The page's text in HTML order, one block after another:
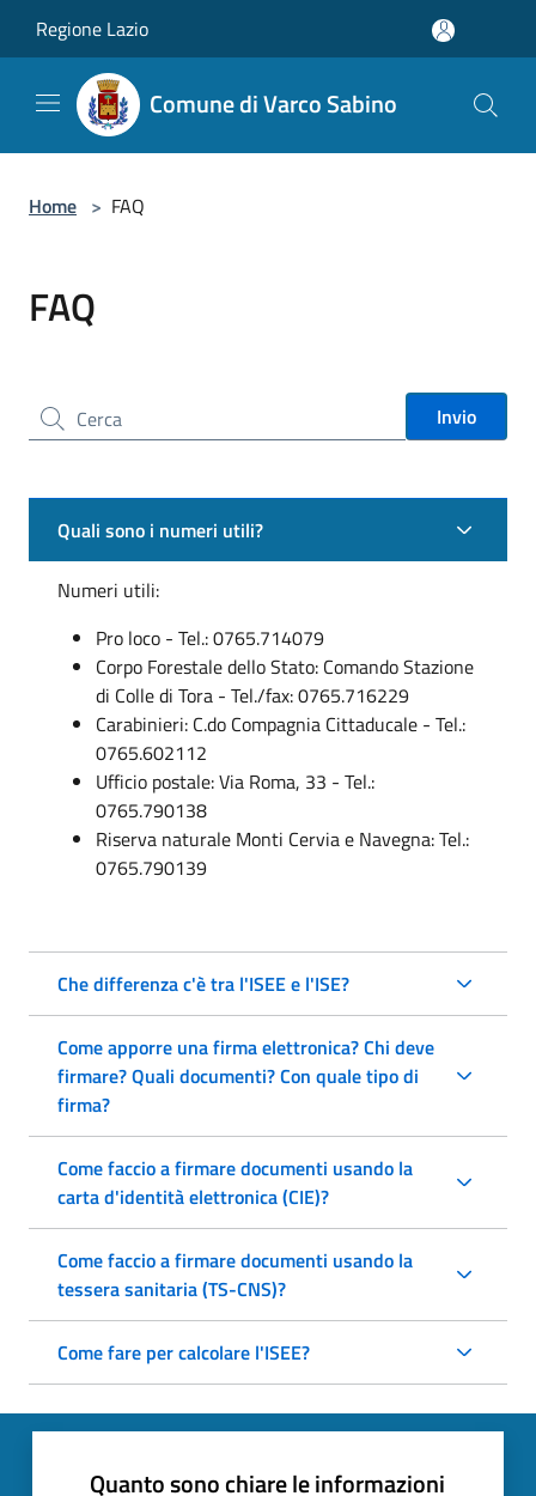
Regione Lazio
Comune di Varco Sabino
Home > FAQ
FAQ
Cerca nel sito Invio
Quali sono i numeri utili?
Numeri utili:
Pro loco - Tel.: 0765.714079
Corpo Forestale dello Stato: Comando Stazione
di Colle di Tora - Tel./fax: 0765.716229
Carabinieri: C.do Compagnia Cittaducale - Tel.:
0765.602112
Ufficio postale: Via Roma, 33 - Tel.:
0765.790138
Riserva naturale Monti Cervia e Navegna: Tel.:
0765.790139
Che differenza c'è tra l'ISEE e l'ISE?
Come apporre una firma elettronica? Chi deve
firmare? Quali documenti? Con quale tipo di
firma?
Come faccio a firmare documenti usando la
carta d'identità elettronica (CIE)?
Come faccio a firmare documenti usando la
tessera sanitaria (TS-CNS)?
Come fare per calcolare l'ISEE?
Quanto sono chiare le informazioni